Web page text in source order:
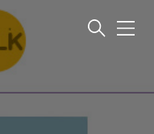
메